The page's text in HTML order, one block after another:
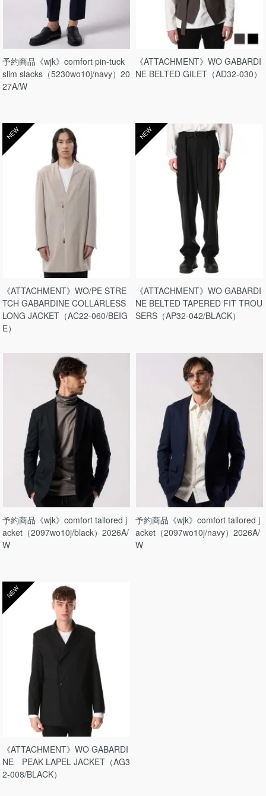
予約商品《wjk》comfort pin-tuck
slim slacks（5230wo10j/navy）20
27A/W
《ATTACHMENT》WO GABARDI
NE BELTED GILET（AD32-030）
NEW
《ATTACHMENT》WO/PE STRE
TCH GABARDINE COLLARLESS
LONG JACKET（AC22-060/BEIG
E）
NEW
《ATTACHMENT》WO GABARDI
NE BELTED TAPERED FIT TROU
SERS（AP32-042/BLACK）
予約商品《wjk》comfort tailored j
acket（2097wo10j/black）2026A/
W
予約商品《wjk》comfort tailored j
acket（2097wo10j/navy）2026A/
W
NEW
《ATTACHMENT》WO GABARDI
NE PEAK LAPEL JACKET（AG3
2-008/BLACK）